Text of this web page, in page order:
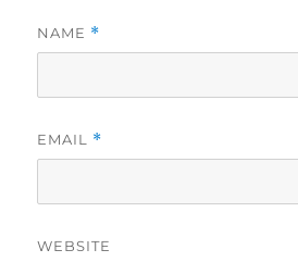
NAME *
EMAIL *
WEBSITE